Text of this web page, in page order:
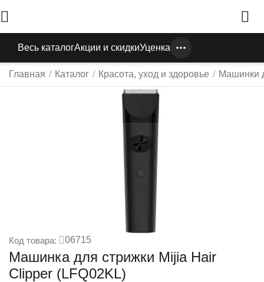
Весь каталогАкции и скидкиУценка
Главная / Каталог / Красота, уход и здоровье / Машинки
Код товара: 06715
Машинка для стрижки Mijia Hair
Clipper (LFQ02KL)